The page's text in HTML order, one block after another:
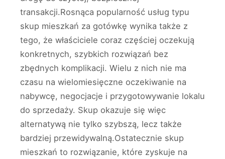
transakcji.Rosnąca popularność usług typu
skup mieszkań za gotówkę wynika także z
tego, że właściciele coraz częściej oczekują
konkretnych, szybkich rozwiązań bez
zbędnych komplikacji. Wielu z nich nie ma
czasu na wielomiesięczne oczekiwanie na
nabywcę, negocjacje i przygotowywanie lokalu
do sprzedaży. Skup okazuje się więc
alternatywą nie tylko szybszą, lecz także
bardziej przewidywalną.Ostatecznie skup
mieszkań to rozwiązanie, które zyskuje na